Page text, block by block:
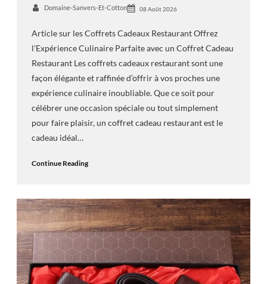
Domaine-Sanvers-Et-Cotton 08 Août 2026
Article sur les Coffrets Cadeaux Restaurant Offrez
l’Expérience Culinaire Parfaite avec un Coffret Cadeau
Restaurant Les coffrets cadeaux restaurant sont une
façon élégante et raffinée d’offrir à vos proches une
expérience culinaire inoubliable. Que ce soit pour
célébrer une occasion spéciale ou tout simplement
pour faire plaisir, un coffret cadeau restaurant est le
cadeau idéal…
Continue Reading